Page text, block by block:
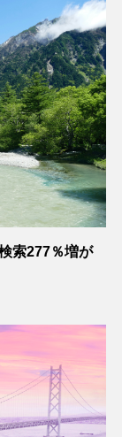
索277％増が